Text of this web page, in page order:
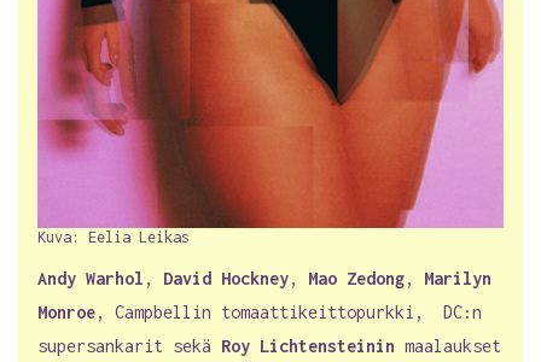
Kuva: Eelia Leikas
Andy Warhol , David Hockney, Mao Zedong, Marilyn
Monroe, Campbellin tomaattikeittopurkki, DC:n
supersankarit sekä Roy Lichtensteinin maalaukset